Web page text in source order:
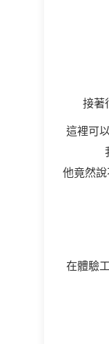
接著
這裡可
他竟然
在體驗